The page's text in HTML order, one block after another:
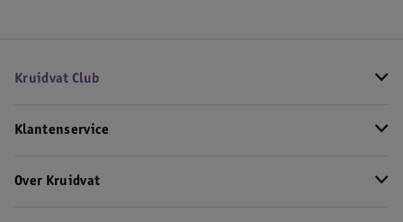
Kruidvat Club
Klantenservice
Over Kruidvat